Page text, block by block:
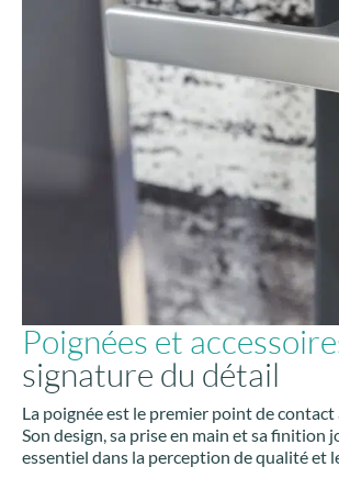
Poignées et
signature du détail
La poignée est le premier point de contact
Son design, sa prise en main et sa finition
essentiel dans la perception de qualité et